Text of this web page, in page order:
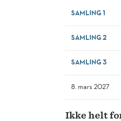
SAMLING 1
SAMLING 2
SAMLING 3
8. mars 2027
Ikke helt